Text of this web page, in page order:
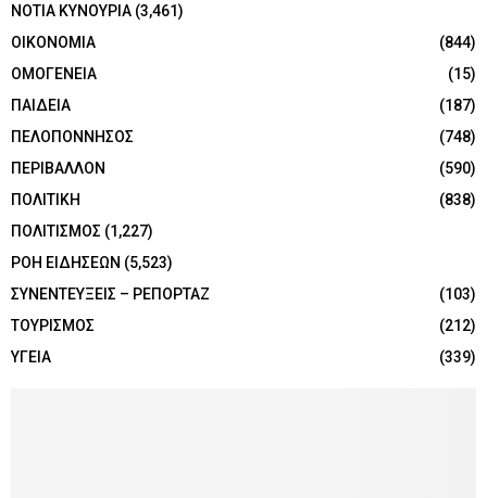
ΝΟΤΙΑ ΚΥΝΟΥΡΙΑ (3,461)
ΟΙΚΟΝΟΜΙΑ
(844)
ΟΜΟΓΕΝΕΙΑ
(15)
ΠΑΙΔΕΙΑ
(187)
ΠΕΛΟΠΟΝΝΗΣΟΣ
(748)
ΠΕΡΙΒΑΛΛΟΝ
(590)
ΠΟΛΙΤΙΚΗ
(838)
ΠΟΛΙΤΙΣΜΟΣ (1,227)
ΡΟΗ ΕΙΔΗΣΕΩΝ (5,523)
ΣΥΝΕΝΤΕΥΞΕΙΣ – ΡΕΠΟΡΤΑΖ
(103)
ΤΟΥΡΙΣΜΟΣ
(212)
ΥΓΕΙΑ
(339)